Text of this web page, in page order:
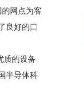
网点为客
良好的口
质的设备
半导体科